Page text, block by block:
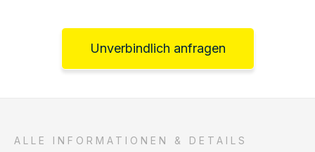
Unverbindlich anfragen
ALLE INFORMATIONEN & DETAILS